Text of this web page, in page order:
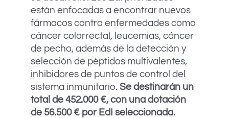
están enfocadas a encontrar nuevos
fármacos contra enfermedades como
cáncer colorrectal, leucemias, cáncer
de pecho, además de la detección y
selección de péptidos multivalentes,
inhibidores de puntos de control del
sistema inmunitario. Se destinarán un
total de 452.000 €, con una dotación
de 56.500 € por EdI seleccionada.